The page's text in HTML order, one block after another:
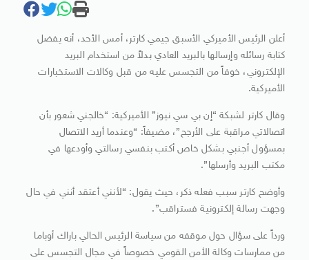
أعلن الرئيس الأميركي الأسبق جيمي كارتر، أمس الأحد، أنه يفضل
كتابة رسائله وإرسالها بالبريد العادي بدلاً من استخدام البريد
الإلكتروني، خوفاً من التجسس عليه من قبل وكالات الاستخبارات
الأميركية.
وقال كارتر لشبكة “إن بي سي نيوز” الأميركية: “خالجني شعور بأن
اتصالاتي مراقبة على الأرجح”، مضيفاً: “وعندما أريد الاتصال
بمسؤول أجنبي بشكل خاص أكتب بنفسي رسالتي وأودعها في
مكتب البريد وأرسلها”.
وأوضح كارتر سبب فعله ذكر، حيث يقول: “لأنني أعتقد أنني في حال
وجهت رسالة إلكترونية فستراقب”.
ورداً على سؤال حول موقفه من سياسة الرئيس الحالي باراك أوباما
من ممارسات وكالة الأمن القومي خصوصاً في مجال التجسس على